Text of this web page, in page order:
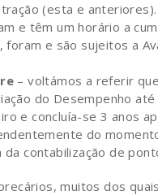
(esta e
e têm um horário a
e são sujeitos a
– voltámos a referir
do Desempenho
e concluía-se 3 anos
do
da contabilização de
muitos dos